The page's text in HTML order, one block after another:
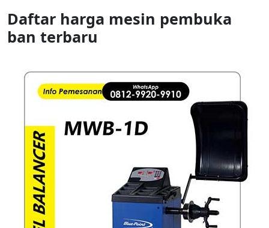
Daftar harga mesin pembuka
ban terbaru